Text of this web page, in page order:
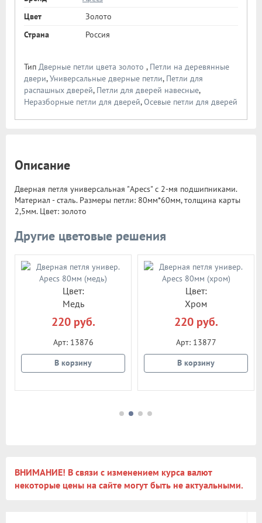
Цвет
Золото
Страна
Россия
Тип Дверные петли цвета золото , Петли на деревянные
двери,Универсальные дверные петли, Петли для
распашных дверей, Петли для дверей навесные,
Неразборные петли для дверей,Осевые петли для дверей
Описание
Дверная петля универсальная "Apecs" с 2-мя подшипниками.
Материал - сталь. Размеры петли: 80мм*60мм, толщина карты
2,5мм. Цвет: золото
Другие цветовые решения
Цвет:
Медь
220 руб.
Арт: 13876
В корзину
Цвет:
Хром
220 руб.
Арт: 13877
В корзину
ВНИМАНИЕ! В связи с изменением курса валют
некоторые цены на сайте могут быть не актуальными.